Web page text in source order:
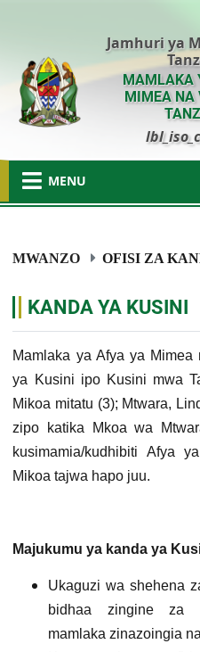
Jamhuri ya
MAMLAKA
MIMEA NA
MENU
MWANZO OFISI ZA
KANDA YA KUSINI
Mamlaka ya Afya ya
ya Kusini ipo Kusini mwa
Mikoa mitatu (3); Mtwara,
zipo katika Mkoa wa
kusimamia/kudhibiti Afya
Mikoa tajwa hapo juu.
Majukumu ya kanda ya
Ukaguzi wa shehena
bidhaa zingine za
mamlaka zinazoingia